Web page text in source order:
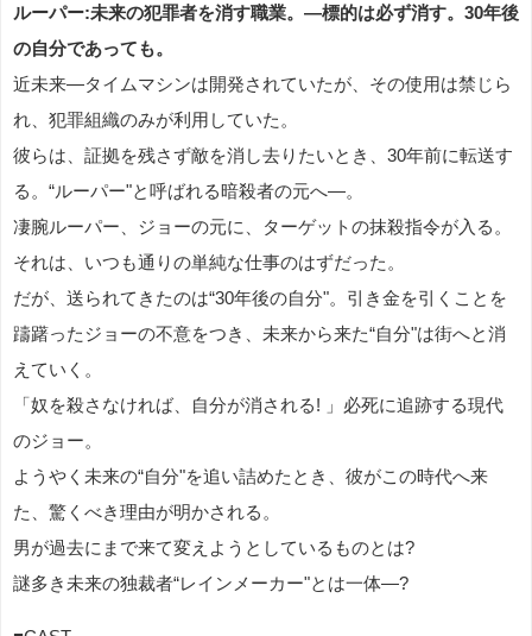
ルーパー:未来の犯罪者を消す職業。―標的は必ず消す。30年後
の自分であっても。
近未来―タイムマシンは開発されていたが、その使用は禁じら
れ、犯罪組織のみが利用していた。
彼らは、証拠を残さず敵を消し去りたいとき、30年前に転送す
る。“ルーパー"と呼ばれる暗殺者の元へ―。
凄腕ルーパー、ジョーの元に、ターゲットの抹殺指令が入る。
それは、いつも通りの単純な仕事のはずだった。
だが、送られてきたのは“30年後の自分"。引き金を引くことを
躊躇ったジョーの不意をつき、未来から来た“自分"は街へと消
えていく。
「奴を殺さなければ、自分が消される! 」必死に追跡する現代
のジョー。
ようやく未来の“自分"を追い詰めたとき、彼がこの時代へ来
た、驚くべき理由が明かされる。
男が過去にまで来て変えようとしているものとは?
謎多き未来の独裁者“レインメーカー"とは一体―?